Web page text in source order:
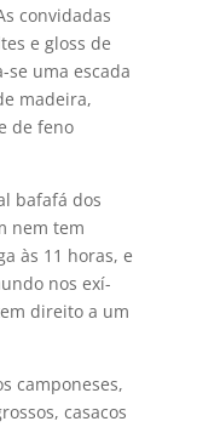
convidadas
e gloss de
uma escada
madeira,
de feno
bafafá dos
nem tem
às 11 horas, e
nos exí­
direito a um
camponeses,
casacos